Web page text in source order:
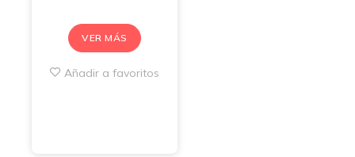
VER MÁS
Añadir a favoritos